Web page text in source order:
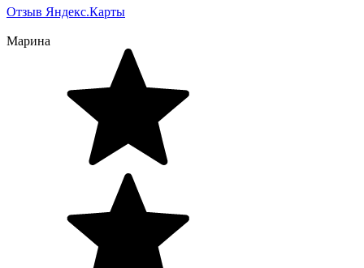
Отзыв Яндекс.Карты
Марина